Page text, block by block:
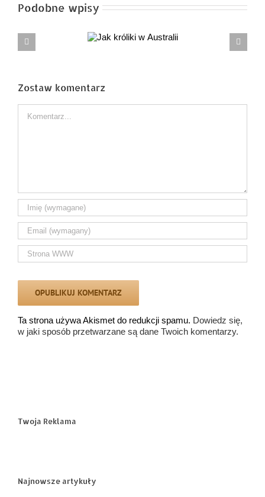
Podobne wpisy
Jak króliki
A MOŻE NAJPIERW BYŁA NARRACJA, A DOPIERO
Zostaw komentarz
Ta strona używa Akismet do redukcji spamu. Dowiedz się,
w jaki sposób przetwarzane są dane Twoich komentarzy.
Twoja Reklama
Najnowsze artykuły